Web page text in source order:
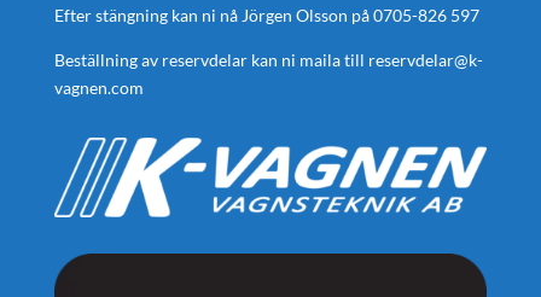
Efter stängning kan ni nå Jörgen Olsson på0705-826 597
Beställning av reservdelar kan ni maila till reservdelar@k-
vagnen.com